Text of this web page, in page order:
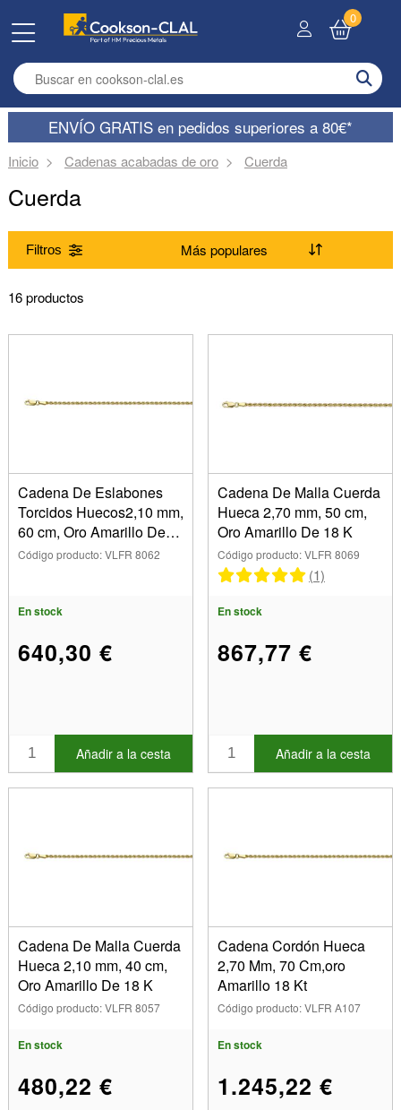
Enter search term
0
ENVÍO GRATIS en pedidos superiores a 80€*
Inicio Cadenas acabadas de oro Cuerda
Cuerda
Filtros
Gama
40 cm (3)
50 cm (2)
60 cm (2)
70 cm (2)
80 cm (2)
Collares (16)
Diámetro
2,00 mm (1)
2,20 mm (1)
En stock
Artículos en venta
Nuevos productos
16 productos
Cadena De Eslabones
Torcidos Huecos2,10 mm,
60 cm, Oro Amarillo De
18 K
Código producto: VLFR 8062
En stock
640,30 €
Añadir a la cesta
Cadena De Malla Cuerda
Hueca 2,70 mm, 50 cm,
Oro Amarillo De 18 K
Código producto: VLFR 8069
(1)
En stock
867,77 €
Añadir a la cesta
Cadena De Malla Cuerda
Hueca 2,10 mm, 40 cm,
Oro Amarillo De 18 K
Código producto: VLFR 8057
En stock
480,22 €
Cadena Cordón Hueca
2,70 Mm, 70 Cm,oro
Amarillo 18 Kt
Código producto: VLFR A107
En stock
1.245,22 €